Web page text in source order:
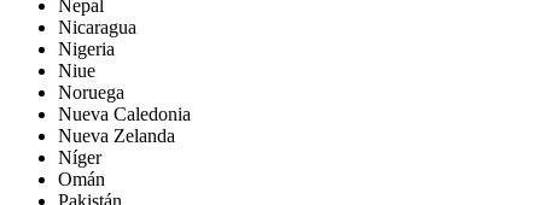
Nepal
Nicaragua
Nigeria
Niue
Noruega
Nueva Caledonia
Nueva Zelanda
Níger
Omán
Pakistán